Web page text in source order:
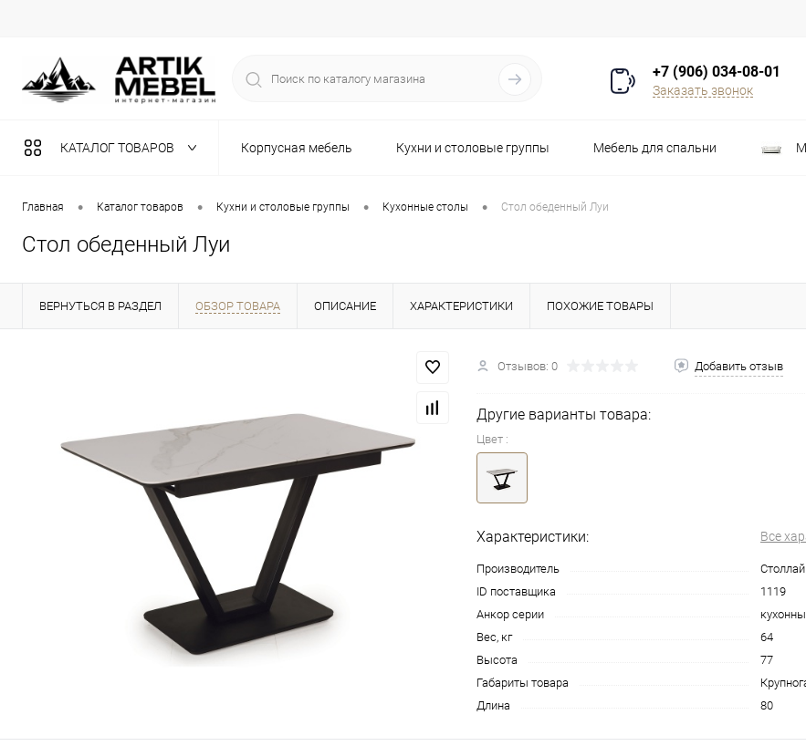
+7 (906) 034-08-01
Заказать звонок
КАТАЛОГ ТОВАРОВ Корпусная мебель Кухни и столовые группы Мебель для спальни
Разная мебель Распродажа Стулья
Главная • Каталог товаров • Кухни и столовые группы • Кухонные столы • Стол обеденный Луи
Стол обеденный Луи
ВЕРНУТЬСЯ В РАЗДЕЛ ОБЗОР ТОВАРА ОПИСАНИЕ ХАРАКТЕРИСТИКИ ПОХОЖИЕ ТОВАРЫ
Отзывов: 0 Добавить отзыв
Другие варианты товара:
Цвет :
Характеристики: Все
Производитель
ID поставщика
1119
Анкор серии
Вес, кг
64
Высота
77
Габариты товара
Длина
80